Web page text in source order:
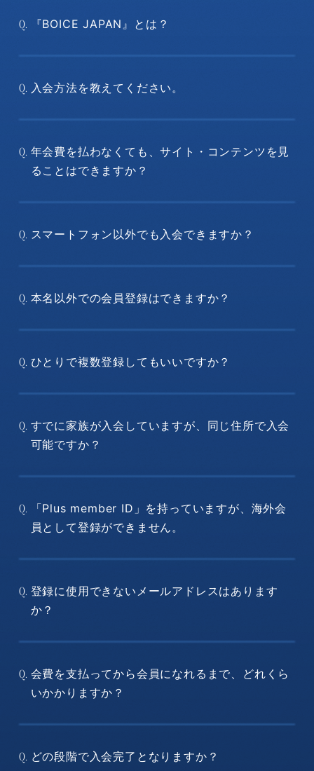
Q. 『BOICE JAPAN』とは？
Q. 入会方法を教えてください。
Q. 年会費を払わなくても、サイト・コンテンツを見
ることはできますか？
Q. スマートフォン以外でも入会できますか？
Q. 本名以外での会員登録はできますか？
Q. ひとりで複数登録してもいいですか？
Q. すでに家族が入会していますが、同じ住所で入会
可能ですか？
Q.
「Plus member ID」を持っていますが、海外会
員として登録ができません。
Q. 登録に使用できないメールアドレスはあります
か？
Q. 会費を支払ってから会員になれるまで、どれくら
いかかりますか？
Q. どの段階で入会完了となりますか？